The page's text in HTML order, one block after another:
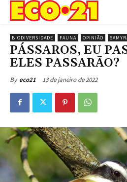
BIODIVERSIDADE FAUNA OPINIÃO
PÁSSAROS, EU
ELES PASSARÃO?
By eco21 13 de janeiro de 2022